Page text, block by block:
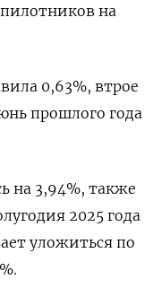
на
0,63%, втрое
прошлого ​года
на 3,94%, ​также
2025 года
уложиться по